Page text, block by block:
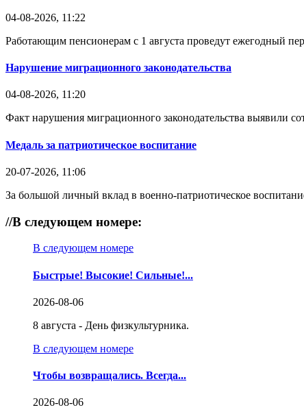
04-08-2026, 11:22
Работающим пенсионерам с 1 августа проведут ежегодный
Нарушение миграционного законодательства
04-08-2026, 11:20
Факт нарушения миграционного законодательства выявили
Медаль за патриотическое воспитание
20-07-2026, 11:06
За большой личный вклад в военно-патриотическое
//В следующем номере:
В следующем номере
Быстрые! Высокие! Сильные!...
2026-08-06
8 августа - День физкультурника.
В следующем номере
Чтобы возвращались. Всегда...
2026-08-06